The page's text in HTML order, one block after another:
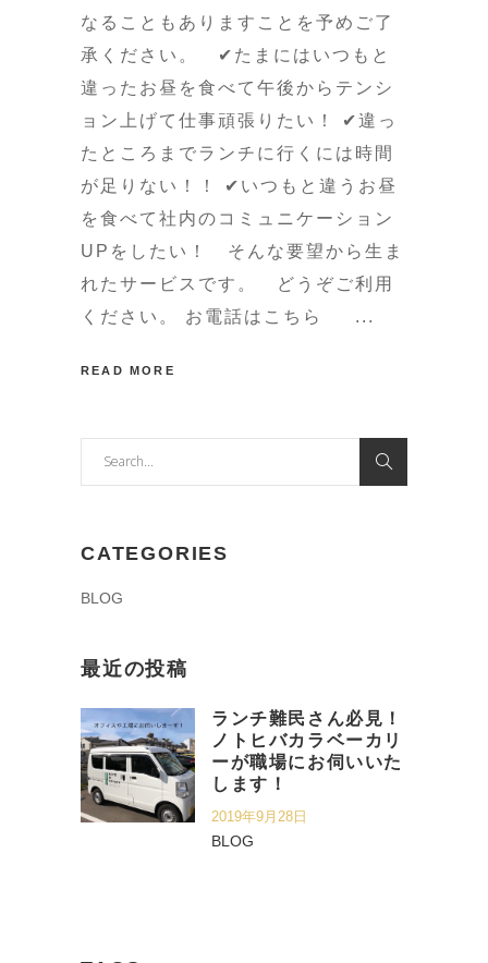
なることもありますことを予めご了
承ください。 ✔たまにはいつもと
違ったお昼を食べて午後からテンシ
ョン上げて仕事頑張りたい！ ✔違っ
たところまでランチに行くには時間
が足りない！！ ✔いつもと違うお昼
を食べて社内のコミュニケーション
UPをしたい！ そんな要望から生ま
れたサービスです。 どうぞご利用
ください。 お電話はこちら
READ MORE
CATEGORIES
BLOG
最近の投稿
ランチ難民さん必見！
ノトヒバカラベーカリ
ーが職場にお伺いいた
します！
2019年9月28日
BLOG